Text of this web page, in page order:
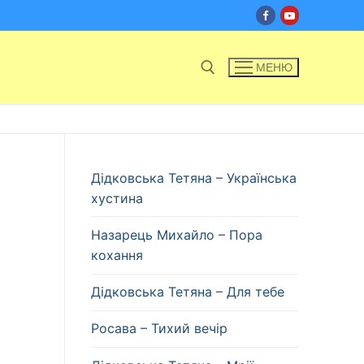
МЕНЮ
Дідковська Тетяна – Українська
хустина
Назарець Михайло – Пора
кохання
Дідковська Тетяна – Для тебе
Росава – Тихий вечір